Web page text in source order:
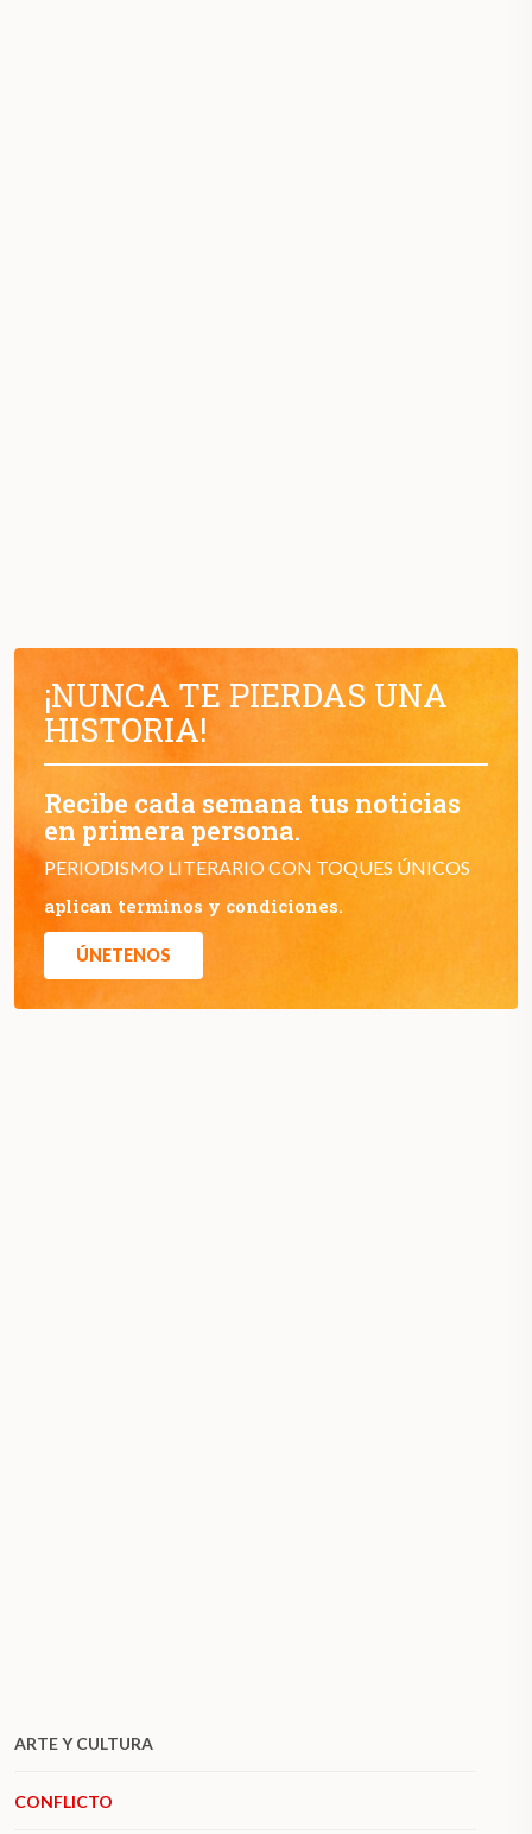
ARTE Y CULTURA
CONFLICTO
¡NUNCA TE PIERDAS UNA
HISTORIA!
Recibe cada semana tus noticias
en primera persona.
PERIODISMO LITERARIO CON TOQUES ÚNICOS
aplican terminos y condiciones.
ÚNETENOS